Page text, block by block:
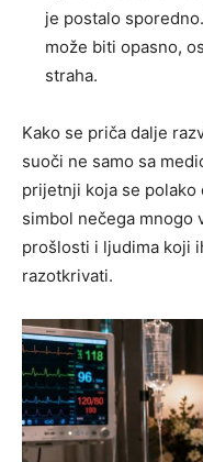
je postalo
može biti opasno,
straha.
Kako se priča dalje
suoči ne samo sa
prijetnji koja se polako
simbol nečega mnogo
prošlosti i ljudima koji
razotkrivati.